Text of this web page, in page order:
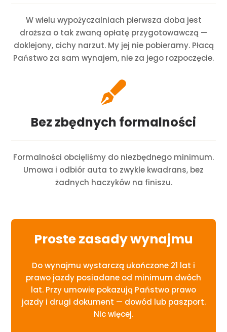
W wielu wypożyczalniach pierwsza doba jest
droższa o tak zwaną opłatę przygotowawczą —
doklejony, cichy narzut. My jej nie pobieramy. Płacą
Państwo za sam wynajem, nie za jego rozpoczęcie.

Bez zbędnych formalności
Formalności obcięliśmy do niezbędnego minimum.
Umowa i odbiór auta to zwykle kwadrans, bez
żadnych haczyków na finiszu.
Proste zasady wynajmu
Do wynajmu wystarczą ukończone 21 lat i
prawo jazdy posiadane od minimum dwóch
lat. Przy umowie pokazują Państwo prawo
jazdy i drugi dokument — dowód lub paszport.
Nic więcej.